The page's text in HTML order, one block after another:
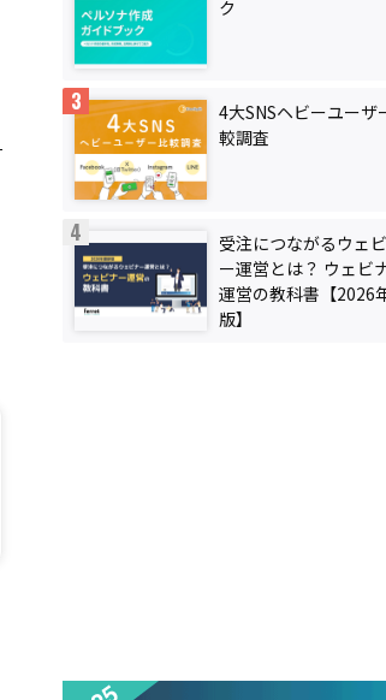
ク
4大SNSヘビーユーザ
較調査
受注につながるウェ
ー運営とは？ ウェビ
運営の教科書【2026
版】